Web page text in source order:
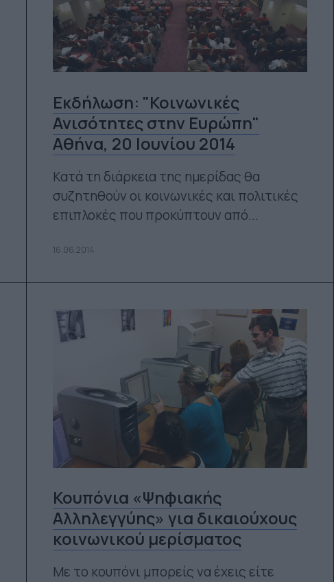
Εκδήλωση: "Κοινωνικές
Ανισότητες στην Ευρώπη"
Αθήνα, 20 Ιουνίου 2014
Κατά τη διάρκεια της ημερίδας θα
συζητηθούν οι κοινωνικές και πολιτικές
επιπλοκές που προκύπτουν από...
16.06.2014
Κουπόνια «Ψηφιακής
Αλληλεγγύης» για δικαιούχους
κοινωνικού μερίσματος
Με το κουπόνι μπορείς να έχεις είτε